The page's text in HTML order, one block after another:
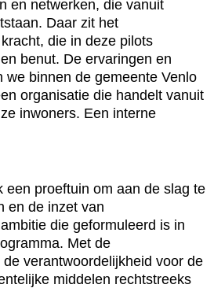
en netwerken, die vanuit
Daar zit het
die in deze pilots
benut. De ervaringen en
we binnen de gemeente Venlo
organisatie die handelt vanuit
inwoners. Een interne
een proeftuin om aan de slag te
en de inzet van
die geformuleerd is in
Met de
verantwoordelijkheid voor de
middelen rechtstreeks